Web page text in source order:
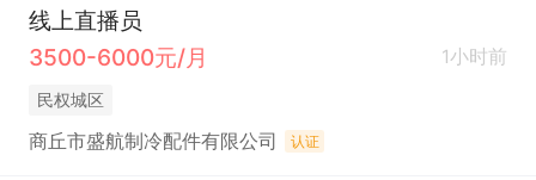
线上直播员
3500-6000元/月
1小时前
民权城区
商丘市盛航制冷配件有限公司 认证